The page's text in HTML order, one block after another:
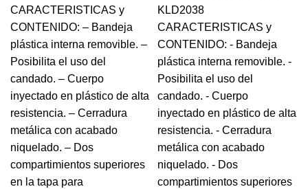
CARACTERISTICAS y
CONTENIDO: – Bandeja
plástica interna removible. –
Posibilita el uso del
candado. – Cuerpo
inyectado en plástico de alta
resistencia. – Cerradura
metálica con acabado
niquelado. – Dos
compartimientos superiores
en la tapa para
KLD2038
CARACTERISTICAS y
CONTENIDO: - Bandeja
plástica interna removible. -
Posibilita el uso del
candado. - Cuerpo
inyectado en plástico de alta
resistencia. - Cerradura
metálica con acabado
niquelado. - Dos
compartimientos superiores